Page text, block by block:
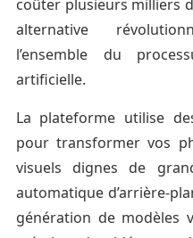
coûter plusieurs milliers
alternative
l’ensemble du
artificielle.
La plateforme utilise
pour transformer vos
visuels dignes de
automatique d’arrière-
génération de modèles